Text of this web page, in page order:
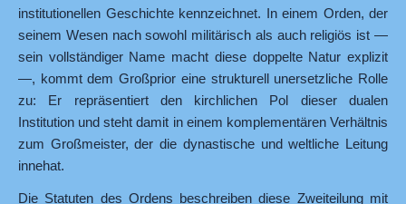
institutionellen Geschichte kennzeichnet. In einem Orden, der
seinem Wesen nach sowohl militärisch als auch religiös ist —
sein vollständiger Name macht diese doppelte Natur explizit
—, kommt dem Großprior eine strukturell unersetzliche Rolle
zu: Er repräsentiert den kirchlichen Pol dieser dualen
Institution und steht damit in einem komplementären Verhältnis
zum Großmeister, der die dynastische und weltliche Leitung
innehat.
Die Statuten des Ordens beschreiben diese Zweiteilung mit